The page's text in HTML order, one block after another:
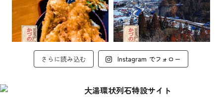
さらに読み込む Instagram でフォロー